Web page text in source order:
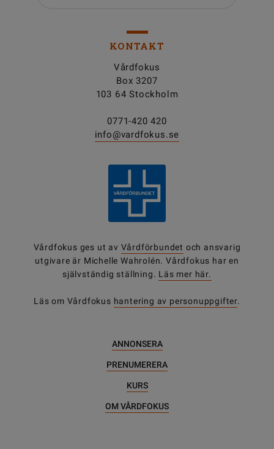
KONTAKT
Vårdfokus
Box 3207
103 64 Stockholm
0771-420 420
info@vardfokus.se
Vårdfokus ges ut av Vårdförbundet och ansvarig
utgivare är Michelle Wahrolén. Vårdfokus har en
självständig ställning. Läs mer här.
Läs om Vårdfokus hantering av personuppgifter.
ANNONSERA
PRENUMERERA
KURS
OM VÅRDFOKUS